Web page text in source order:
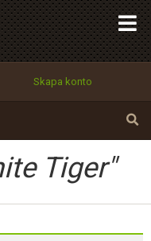
Skapa konto
Tiger"